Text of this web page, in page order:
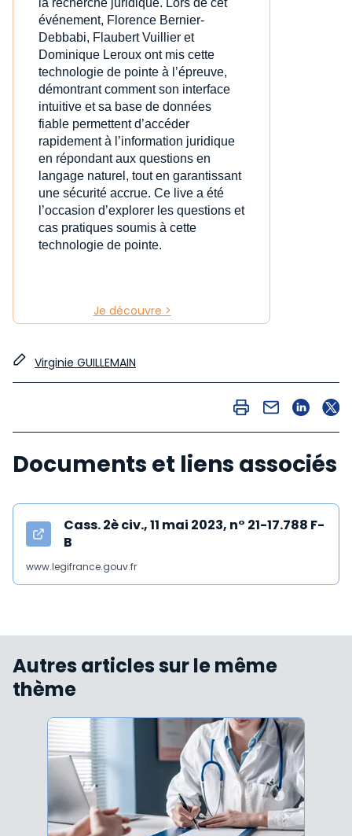
la recherche juridique. Lors de cet
événement, Florence Bernier-
Debbabi, Flaubert Vuillier et
Dominique Leroux ont mis cette
technologie de pointe à l’épreuve,
démontrant comment son interface
intuitive et sa base de données
fiable permettent d’accéder
rapidement à l’information juridique
en répondant aux questions en
langage naturel, tout en garantissant
une sécurité accrue. Ce live a été
l’occasion d’explorer les questions et
cas pratiques soumis à cette
technologie de pointe.
Je découvre >
Virginie GUILLEMAIN
Documents et liens associés
Cass. 2è civ., 11 mai 2023, n° 21-17.788 F-
B
www.legifrance.gouv.fr
Autres articles sur le même
thème